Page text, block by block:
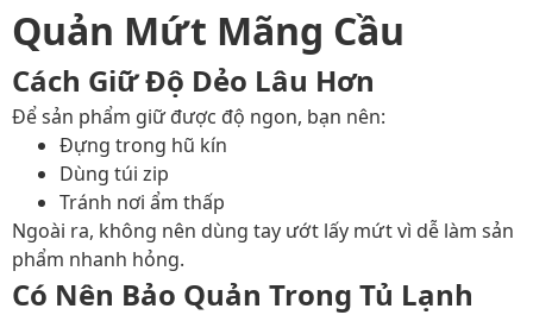
Quản Mứt Mãng Cầu
Cách Giữ Độ Dẻo Lâu Hơn
Để sản phẩm giữ được độ ngon, bạn nên:
Đựng trong hũ kín
Dùng túi zip
Tránh nơi ẩm thấp
Ngoài ra, không nên dùng tay ướt lấy mứt vì dễ làm sản
phẩm nhanh hỏng.
Có Nên Bảo Quản Trong Tủ Lạnh